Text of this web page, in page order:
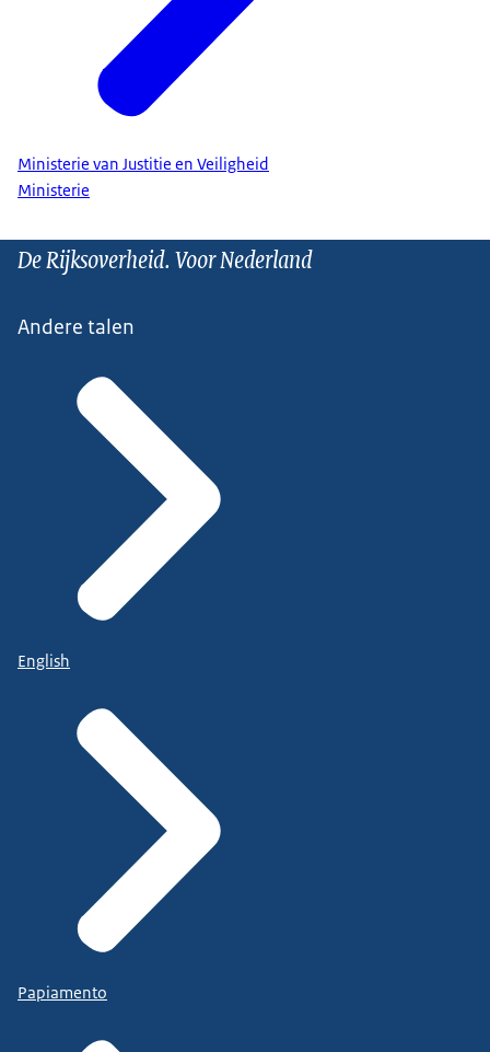
Ministerie van Justitie en Veiligheid
Ministerie
De Rijksoverheid. Voor Nederland
Andere talen
English
Papiamento